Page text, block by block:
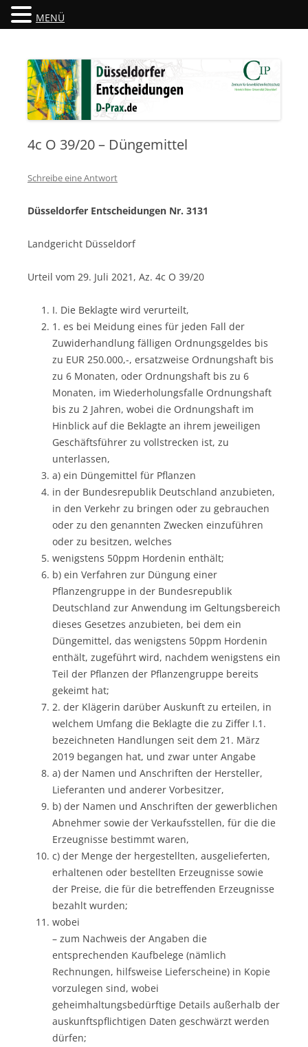
Düsseldorfer Entscheidungen
4c O 39/20 – Düngemittel
Schreibe eine Antwort
Düsseldorfer Entscheidungen Nr. 3131
Landgericht Düsseldorf
Urteil vom 29. Juli 2021, Az. 4c O 39/20
I. Die Beklagte wird verurteilt,
1. es bei Meidung eines für jeden Fall der
Zuwiderhandlung fälligen Ordnungsgeldes bis
zu EUR 250.000,-, ersatzweise Ordnungshaft bis
zu 6 Monaten, oder Ordnungshaft bis zu 6
Monaten, im Wiederholungsfalle Ordnungshaft
bis zu 2 Jahren, wobei die Ordnungshaft im
Hinblick auf die Beklagte an ihrem jeweiligen
Geschäftsführer zu vollstrecken ist, zu
unterlassen,
a) ein Düngemittel für Pflanzen
in der Bundesrepublik Deutschland anzubieten,
in den Verkehr zu bringen oder zu gebrauchen
oder zu den genannten Zwecken einzuführen
oder zu besitzen, welches
wenigstens 50ppm Hordenin enthält;
b) ein Verfahren zur Düngung einer
Pflanzengruppe in der Bundesrepublik
Deutschland zur Anwendung im Geltungsbereich
dieses Gesetzes anzubieten, bei dem ein
Düngemittel, das wenigstens 50ppm Hordenin
enthält, zugeführt wird, nachdem wenigstens ein
Teil der Pflanzen der Pflanzengruppe bereits
gekeimt hat;
2. der Klägerin darüber Auskunft zu erteilen, in
welchem Umfang die Beklagte die zu Ziffer I.1.
bezeichneten Handlungen seit dem 21. März
2019 begangen hat, und zwar unter Angabe
a) der Namen und Anschriften der Hersteller,
Lieferanten und anderer Vorbesitzer,
b) der Namen und Anschriften der gewerblichen
Abnehmer sowie der Verkaufsstellen, für die die
Erzeugnisse bestimmt waren,
c) der Menge der hergestellten, ausgelieferten,
erhaltenen oder bestellten Erzeugnisse sowie
der Preise, die für die betreffenden Erzeugnisse
bezahlt wurden;
wobei
– zum Nachweis der Angaben die
entsprechenden Kaufbelege (nämlich
Rechnungen, hilfsweise Lieferscheine) in Kopie
vorzulegen sind, wobei
geheimhaltungsbedürftige Details außerhalb der
auskunftspflichtigen Daten geschwärzt werden
dürfen;
MENÜ